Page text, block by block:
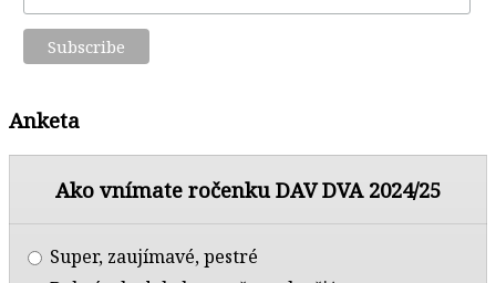
Anketa
Ako vnímate ročenku DAV DVA 2024/25
Super, zaujímavé, pestré